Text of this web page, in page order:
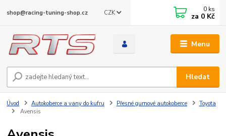
Menu
CZK
Hledat
shop@racing-tuning-shop.cz 0 ks
za 0 Kč
Úvod Autokoberce a vany do kufru Přesné gumové autokoberce
Toyota
Avensis